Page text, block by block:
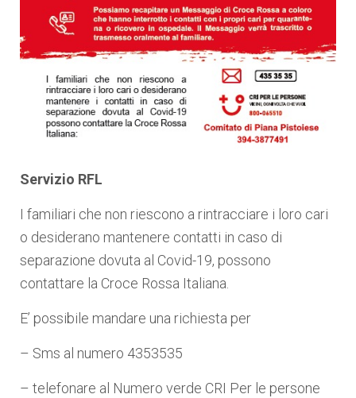
Servizio RFL
I familiari che non riescono a rintracciare i loro cari
o desiderano mantenere contatti in caso di
separazione dovuta al Covid-19, possono
contattare la Croce Rossa Italiana.
E’ possibile mandare una richiesta per
– Sms al numero 4353535
– telefonare al Numero verde CRI Per le persone